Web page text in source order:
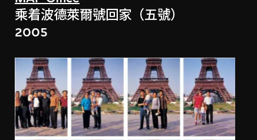
乘着波德萊爾號回家（五號）
2005